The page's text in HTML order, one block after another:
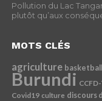
Pollution du Lac
plutôt qu’aux
MOTS CLÉS
agriculture basketball
Burundi
Covid19 culture discours